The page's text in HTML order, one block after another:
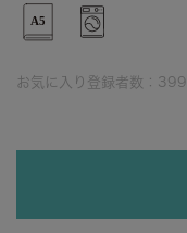
お気に入り登録者数： 399